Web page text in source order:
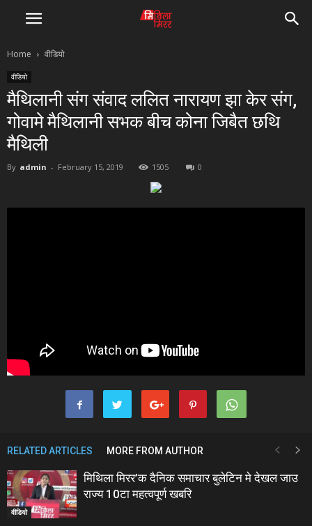
Home वीडियो
वीडियो
मैथिलानी संग संवाद ललित नारायण झा केर संग,
गोवामे मैथिलानी सभक बीच कोना जिबैत छथि
मैथिली
By admin - February 15, 2019 1505 0
RELATED ARTICLES MORE FROM AUTHOR
वीडियो
मिथिला मिरर’क दैनिक समाचार बुलेटिन मे देखल जाउ
राज्य 10टा महत्वपूर्ण खबरि